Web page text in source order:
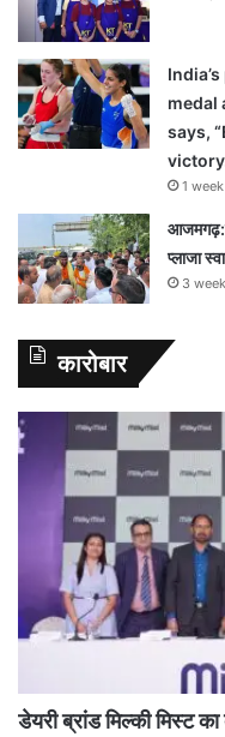
medal
says,
1
प्लाजा
3
कारोबार
डेयरी ब्रांड मिल्की मिस्ट